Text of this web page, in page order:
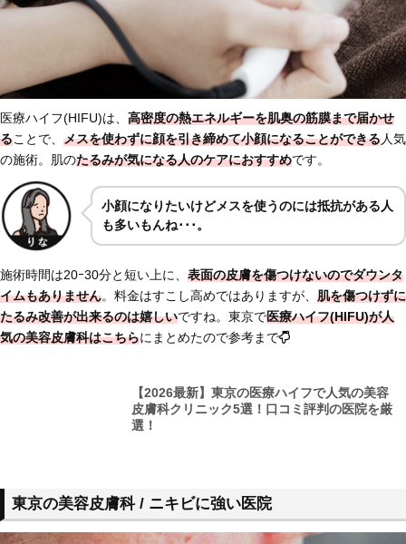
医療ハイフ(HIFU)は、 高密度の熱エネルギーを肌奥の筋膜まで届かせ
ることで、 メスを使わずに顔を引き締めて小顔になることができる人気
の施術。肌のたるみが気になる人のケアにおすすめです。
小顔になりたいけどメスを使うのには抵抗がある人
も多いもんね･･･。
施術時間は20ｰ30分と短い上に、 表面の皮膚を傷つけないのでダウンタ
イムもありません。料金はすこし高めではありますが、 肌を傷つけずに
たるみ改善が出来るのは嬉しいですね。東京で医療ハイフ(HIFU)が人
気の美容皮膚科はこちらにまとめたので参考まで
【2026最新】東京の医療ハイフで人気の美容
皮膚科クリニック5選！口コミ評判の医院を厳
選！
東京の美容皮膚科 / ニキビに強い医院